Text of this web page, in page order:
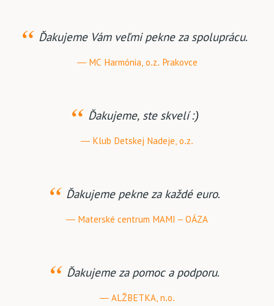
Ďakujeme Vám veľmi pekne za spoluprácu.
MC Harmónia, o.z. Prakovce
Ďakujeme, ste skvelí :)
Klub Detskej Nadeje, o.z.
Ďakujeme pekne za každé euro.
Materské centrum MAMI – OÁZA
Ďakujeme za pomoc a podporu.
ALŽBETKA, n.o.